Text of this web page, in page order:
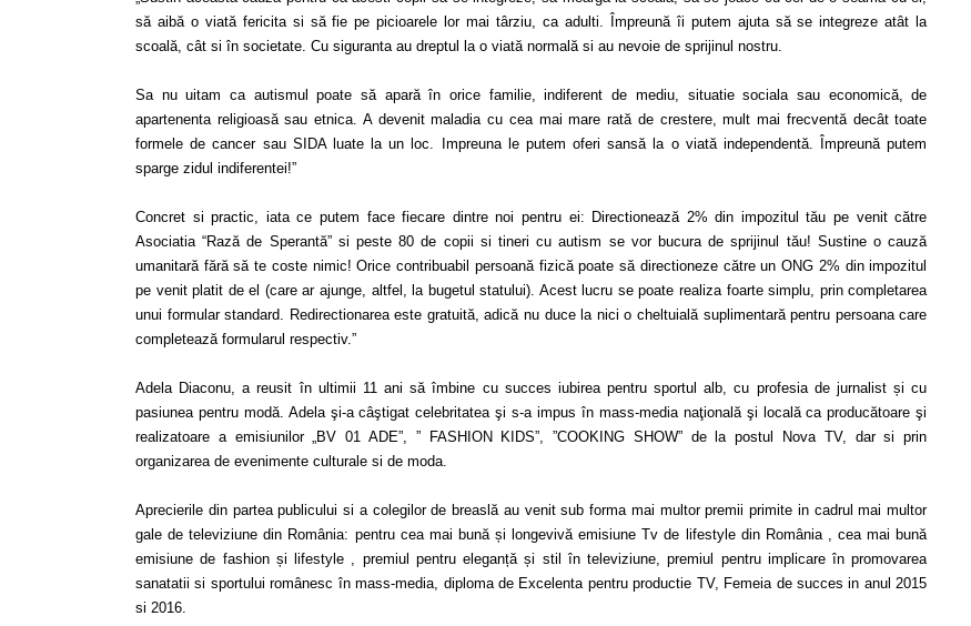
să aibă o viată fericita si să fie pe picioarele lor mai târziu, ca adulti. Împreună îi putem ajuta să se integreze atât la
scoală, cât si în societate. Cu siguranta au dreptul la o viată normală si au nevoie de sprijinul nostru.
Sa nu uitam ca autismul poate să apară în orice familie, indiferent de mediu, situatie sociala sau economică, de
apartenenta religioasă sau etnica. A devenit maladia cu cea mai mare rată de crestere, mult mai frecventă decât toate
formele de cancer sau SIDA luate la un loc. Impreuna le putem oferi sansă la o viată independentă. Împreună putem
sparge zidul indiferentei!”
Concret si practic, iata ce putem face fiecare dintre noi pentru ei: Directionează 2% din impozitul tău pe venit către
Asociatia “Rază de Sperantă” si peste 80 de copii si tineri cu autism se vor bucura de sprijinul tău! Sustine o cauză
umanitară fără să te coste nimic! Orice contribuabil persoană fizică poate să directioneze către un ONG 2% din impozitul
pe venit platit de el (care ar ajunge, altfel, la bugetul statului). Acest lucru se poate realiza foarte simplu, prin completarea
unui formular standard. Redirectionarea este gratuită, adică nu duce la nici o cheltuială suplimentară pentru persoana care
completează formularul respectiv.”
Adela Diaconu, a reusit în ultimii 11 ani să îmbine cu succes iubirea pentru sportul alb, cu profesia de jurnalist și cu
pasiunea pentru modă. Adela şi-a câştigat celebritatea şi s-a impus în mass-media naţională şi locală ca producătoare şi
realizatoare a emisiunilor „BV 01 ADE”, ” FASHION KIDS”, ”COOKING SHOW” de la postul Nova TV, dar si prin
organizarea de evenimente culturale si de moda.
Aprecierile din partea publicului si a colegilor de breaslă au venit sub forma mai multor premii primite in cadrul mai multor
gale de televiziune din România: pentru cea mai bună și longevivă emisiune Tv de lifestyle din România , cea mai bună
emisiune de fashion și lifestyle , premiul pentru eleganță și stil în televiziune, premiul pentru implicare în promovarea
sanatatii si sportului românesc în mass-media, diploma de Excelenta pentru productie TV, Femeia de succes in anul 2015
si 2016.